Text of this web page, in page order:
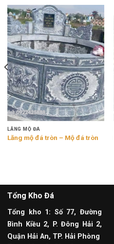
LĂNG MỘ ĐÁ
Lăng mộ đá tròn – Mộ đá tròn
Tổng Kho Đá
Tổng kho 1: Số 77, Đường
Bình Kiều 2, P. Đông Hải 2,
Quận Hải An, TP. Hải Phòng